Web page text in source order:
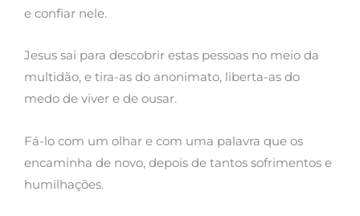
e confiar nele.
Jesus sai para descobrir estas pessoas no meio da
multidão, e tira-as do anonimato, liberta-as do
medo de viver e de ousar.
Fá-lo com um olhar e com uma palavra que os
encaminha de novo, depois de tantos sofrimentos e
humilhações.